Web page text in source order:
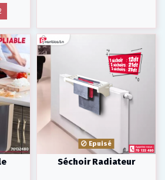
Epuisé
Séchoir Radiateur